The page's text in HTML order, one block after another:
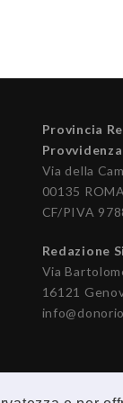
Provincia
Provvidenza
Via della
00135 ROMA
CF/PIVA
Redazione
Via
16121